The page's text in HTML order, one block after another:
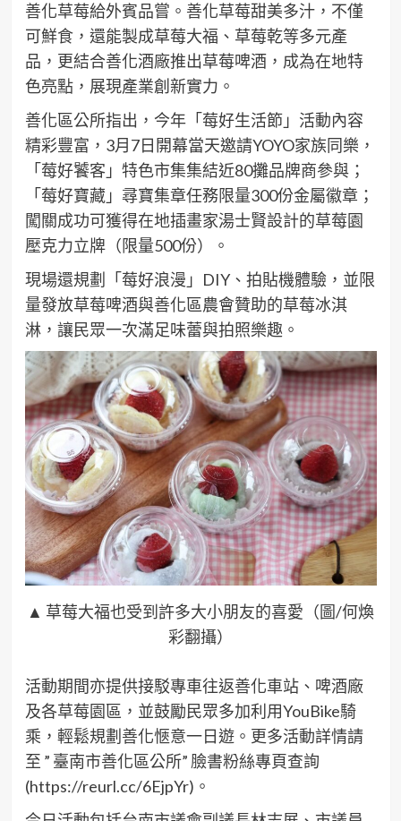
善化草莓給外賓品嘗。善化草莓甜美多汁，不僅
可鮮食，還能製成草莓大福、草莓乾等多元產
品，更結合善化酒廠推出草莓啤酒，成為在地特
色亮點，展現產業創新實力。
善化區公所指出，今年「莓好生活節」活動內容
精彩豐富，3月7日開幕當天邀請YOYO家族同樂，
「莓好饕客」特色市集集結近80攤品牌商參與；
「莓好寶藏」尋寶集章任務限量300份金屬徽章；
闖關成功可獲得在地插畫家湯士賢設計的草莓園
壓克力立牌（限量500份）。
現場還規劃「莓好浪漫」DIY、拍貼機體驗，並限
量發放草莓啤酒與善化區農會贊助的草莓冰淇
淋，讓民眾一次滿足味蕾與拍照樂趣。
▲ 草莓大福也受到許多大小朋友的喜愛（圖/何煥
彩翻攝）
活動期間亦提供接駁專車往返善化車站、啤酒廠
及各草莓園區，並鼓勵民眾多加利用YouBike騎
乘，輕鬆規劃善化愜意一日遊。更多活動詳情請
至 ” 臺南市善化區公所” 臉書粉絲專頁查詢
(https://reurl.cc/6EjpYr)。